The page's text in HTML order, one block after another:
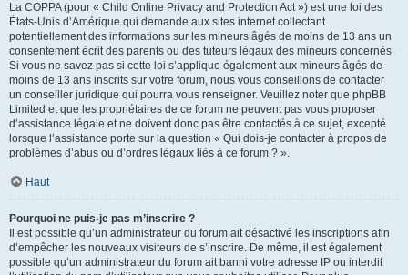
La COPPA (pour « Child Online Privacy and Protection Act ») est une loi des
États-Unis d’Amérique qui demande aux sites internet collectant
potentiellement des informations sur les mineurs âgés de moins de 13 ans un
consentement écrit des parents ou des tuteurs légaux des mineurs concernés.
Si vous ne savez pas si cette loi s’applique également aux mineurs âgés de
moins de 13 ans inscrits sur votre forum, nous vous conseillons de contacter
un conseiller juridique qui pourra vous renseigner. Veuillez noter que phpBB
Limited et que les propriétaires de ce forum ne peuvent pas vous proposer
d’assistance légale et ne doivent donc pas être contactés à ce sujet, excepté
lorsque l’assistance porte sur la question « Qui dois-je contacter à propos de
problèmes d’abus ou d’ordres légaux liés à ce forum ? ».
Haut
Pourquoi ne puis-je pas m’inscrire ?
Il est possible qu’un administrateur du forum ait désactivé les inscriptions afin
d’empêcher les nouveaux visiteurs de s’inscrire. De même, il est également
possible qu’un administrateur du forum ait banni votre adresse IP ou interdit